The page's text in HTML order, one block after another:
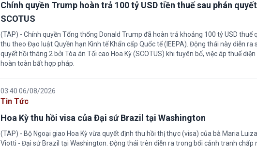
Chính quyền Trump hoàn trả 100 tỷ USD tiền thuế sau phán
SCOTUS
(TAP) - Chính quyền Tổng thống Donald Trump đã hoàn trả khoảng 100 tỷ USD thuế
thu theo Đạo luật Quyền hạn Kinh tế Khẩn cấp Quốc tế (IEEPA). Động thái này diễn ra
quyết hồi tháng 2 bởi Tòa án Tối cao Hoa Kỳ (SCOTUS) khi tuyên bố, việc áp thuế diện
hoàn toàn bất hợp pháp.
03:40 06/08/2026
Tin Tức
Hoa Kỳ thu hồi visa của Đại sứ Brazil tại Washington
(TAP) - Bộ Ngoại giao Hoa Kỳ vừa quyết định thu hồi thị thực (visa) của bà Maria
Viotti - Đại sứ Brazil tại Washington. Động thái trên diễn ra trong bối cảnh tranh chấp